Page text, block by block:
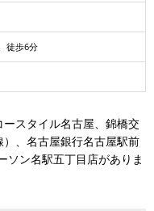
徒歩6分
スタイル名古屋、錦橋交
、名古屋銀行名古屋駅前
ソン名駅五丁目店がありま